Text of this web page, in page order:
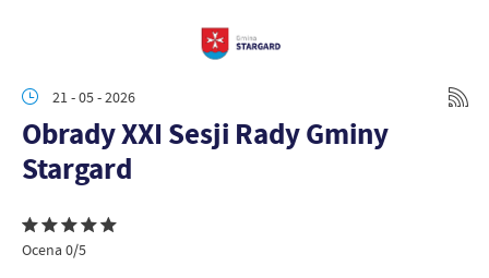
21 - 05 - 2026
Obrady XXI Sesji Rady Gminy
Stargard
Ocena 0/5